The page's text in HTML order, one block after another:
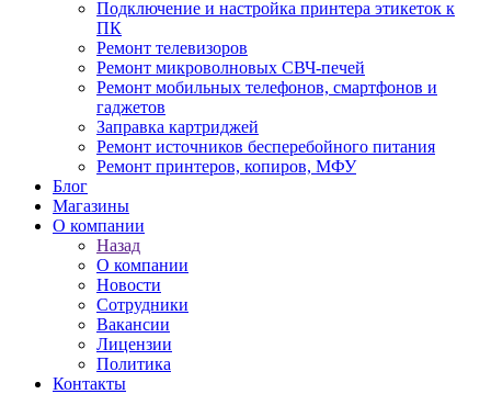
Подключение и настройка принтера этикеток к
ПК
Ремонт телевизоров
Ремонт микроволновых СВЧ-печей
Ремонт мобильных телефонов, смартфонов и
гаджетов
Заправка картриджей
Ремонт источников бесперебойного питания
Ремонт принтеров, копиров, МФУ
Блог
Магазины
О компании
Назад
О компании
Новости
Сотрудники
Вакансии
Лицензии
Политика
Контакты